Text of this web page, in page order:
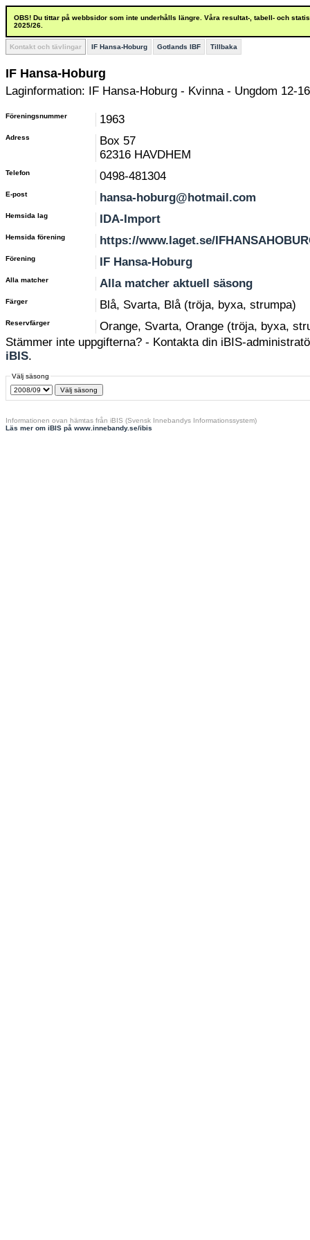
OBS! Du tittar på webbsidor som inte underhålls längre. Våra resultat-, tabell- och
2025/26.
Kontakt och tävlingar IF Hansa-Hoburg Gotlands IBF Tillbaka
IF Hansa-Hoburg
Laginformation: IF Hansa-Hoburg - Kvinna - Ungdom 12-
Föreningsnummer 1963
Adress
Box 57
62316 HAVDHEM
Telefon 0498-481304
E-post hansa-hoburg@hotmail.com
Hemsida lag IDA-Import
Hemsida förening https://www.laget.se/
Förening IF Hansa-Hoburg
Alla matcher Alla matcher aktuell säsong
Färger Blå, Svarta, Blå (tröja, byxa, strumpa)
Reservfärger
Orange, Svarta, Orange (tröja, byxa,
Stämmer inte uppgifterna? - Kontakta din iBIS-
iBIS.
Välj säsong
Informationen ovan hämtas från iBIS (Svensk Innebandys Informationssystem)
Läs mer om iBIS på www.innebandy.se/ibis